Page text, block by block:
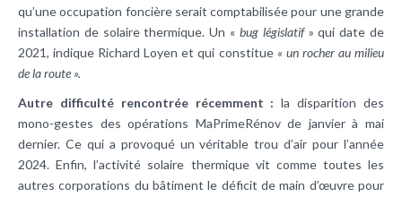
qu’une occupation foncière serait comptabilisée pour une grande
installation de solaire thermique. Un « bug législatif » qui date de
2021, indique Richard Loyen et qui constitue« un rocher au milieu
de la route ».
Autre difficulté rencontrée récemment : la disparition des
mono-gestes des opérations MaPrimeRénov de janvier à mai
dernier. Ce qui a provoqué un véritable trou d’air pour l’année
2024. Enfin, l’activité solaire thermique vit comme toutes les
autres corporations du bâtiment le déficit de main d’œuvre pour